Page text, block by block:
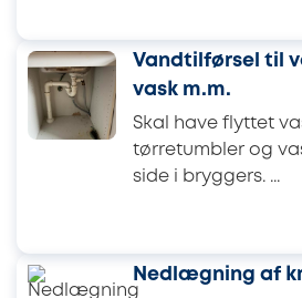
Vandtilførsel til
vask m.m.
Skal have flyttet
tørretumbler og
side i bryggers. ...
Nedlægning af